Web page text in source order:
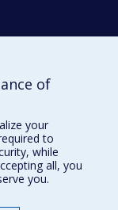
of
your
to
while
all, you
you.